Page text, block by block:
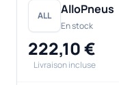
ALL AlloPneus
En stock
222,10 €
Livraison incluse